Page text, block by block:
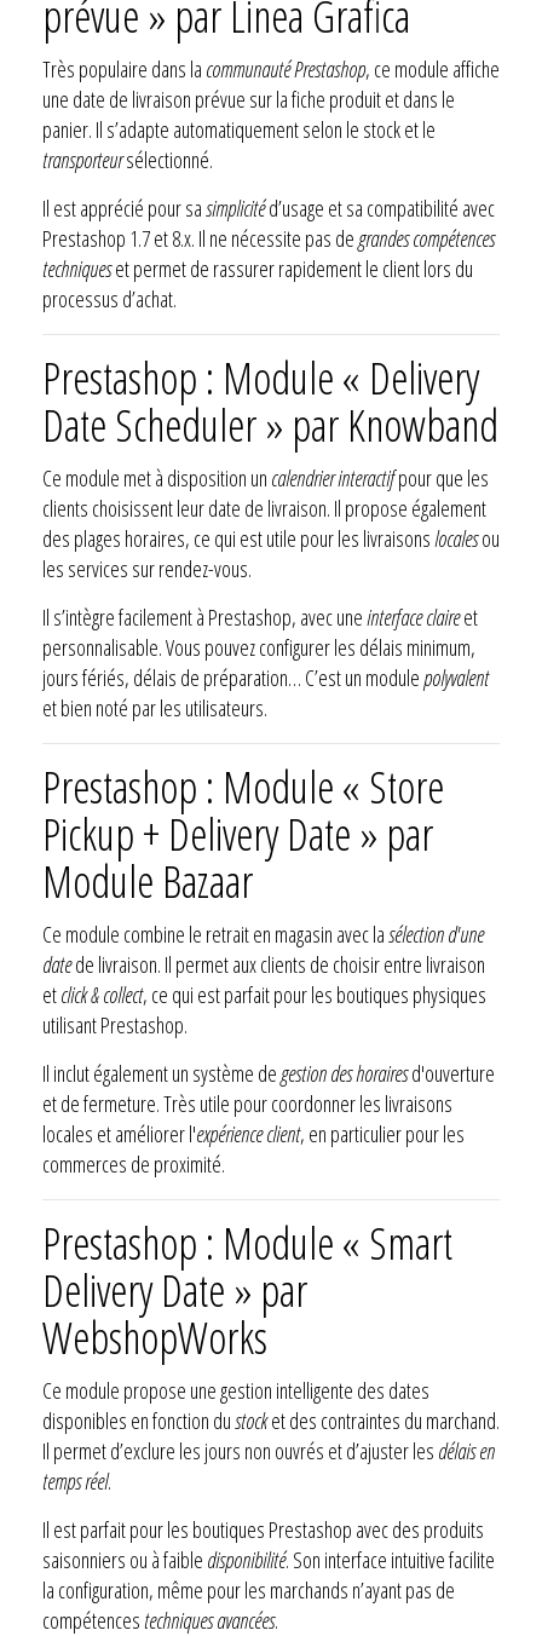
prévue » par Linea Grafica
Très populaire dans la communauté Prestashop, ce module affiche
une date de livraison prévue sur la fiche produit et dans le
panier. Il s’adapte automatiquement selon le stock et le
transporteursélectionné.
Il est apprécié pour sasimplicitéd’usage et sa compatibilité avec
Prestashop 1.7 et 8.x. Il ne nécessite pas de grandes compétences
techniqueset permet de rassurer rapidement le client lors du
processus d’achat.
Prestashop : Module « Delivery
Date Scheduler » par Knowband
Ce module met à disposition un calendrier interactifpour que les
clients choisissent leur date de livraison. Il propose également
des plages horaires, ce qui est utile pour les livraisons localesou
les services sur rendez-vous.
Il s’intègre facilement à Prestashop, avec uneinterface claireet
personnalisable. Vous pouvez configurer les délais minimum,
jours fériés, délais de préparation… C’est un modulepolyvalent
et bien noté par les utilisateurs.
Prestashop : Module « Store
Pickup + Delivery Date » par
Module Bazaar
Ce module combine le retrait en magasin avec lasélection d'une
datede livraison. Il permet aux clients de choisir entre livraison
etclick & collect, ce qui est parfait pour les boutiques physiques
utilisant Prestashop.
Il inclut également un système de gestion des horairesd'ouverture
et de fermeture. Très utile pour coordonner les livraisons
locales et améliorer l'expérience client, en particulier pour les
commerces de proximité.
Prestashop : Module « Smart
Delivery Date » par
WebshopWorks
Ce module propose une gestion intelligente des dates
disponibles en fonction dustocket des contraintes du marchand.
Il permet d’exclure les jours non ouvrés et d’ajuster les délais en
temps réel.
Il est parfait pour les boutiques Prestashop avec des produits
saisonniers ou à faible disponibilité. Son interface intuitive facilite
la configuration, même pour les marchands n’ayant pas de
compétencestechniques avancées.